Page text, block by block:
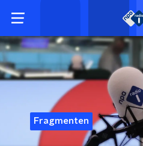
Fragmenten